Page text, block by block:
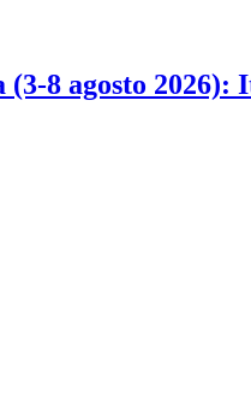
(3-8 agosto